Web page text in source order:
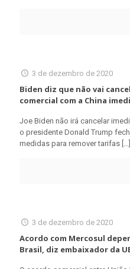
3 de dezembro de 2020
Biden diz que não vai
comercial com a China
Joe Biden não irá cancelar
o presidente Donald Trump
medidas para remover tarifas […]
3 de dezembro de 2020
Acordo com Mercosul
Brasil, diz embaixador da